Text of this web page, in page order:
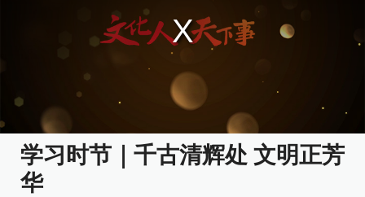
学习时节｜千古清辉处 文明正芳
华